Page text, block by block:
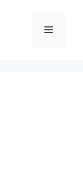
Menu